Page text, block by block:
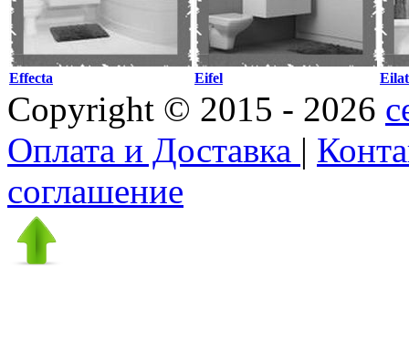
Effecta Eifel Eilat
Copyright © 2015 - 2026
Оплата и Доставка |
соглашение